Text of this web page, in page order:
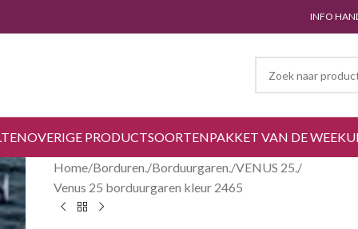
INFO
OVERIGE PRODUCTSOORTENPAKKET VAN DE WEEK
Home Borduren. Borduurgaren. VENUS 25.
Venus 25 borduurgaren kleur 2465